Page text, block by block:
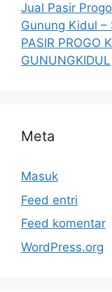
Jual Pasir
Gunung Kidul –
PASIR PROGO
GUNUNGKIDUL
Meta
Masuk
Feed entri
Feed komentar
WordPress.org